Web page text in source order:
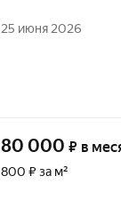
25 июня 2026
80 000 ₽ в
800 ₽ за м²